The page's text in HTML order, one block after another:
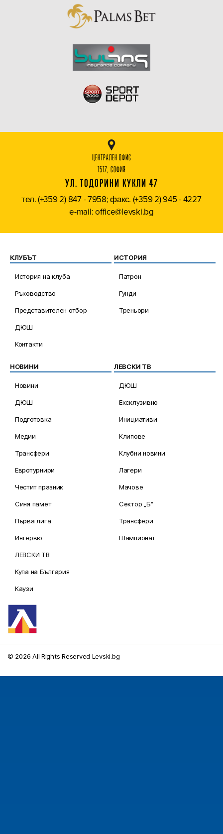
ЦЕНТРАЛЕН ОФИС
1517, СОФИЯ
УЛ. ТОДОРИНИ КУКЛИ 47
тел. (+359 2) 847 - 7958; факс. (+359 2) 945 - 4227
e-mail: office@levski.bg
КЛУБЪТ
История на клуба
Ръководство
Представителен отбор
ДЮШ
Контакти
ИСТОРИЯ
Патрон
Гунди
Треньори
НОВИНИ
Новини
ДЮШ
Подготовка
Медии
Трансфери
Евротурнири
Честит празник
Синя памет
Първа лига
Интервю
ЛЕВСКИ ТВ
Купа на България
Каузи
ЛЕВСКИ ТВ
ДЮШ
Ексклузивно
Инициативи
Клипове
Клубни новини
Лагери
Мачове
Сектор „Б“
Трансфери
Шампионат
© 2026 All Rights Reserved Levski.bg